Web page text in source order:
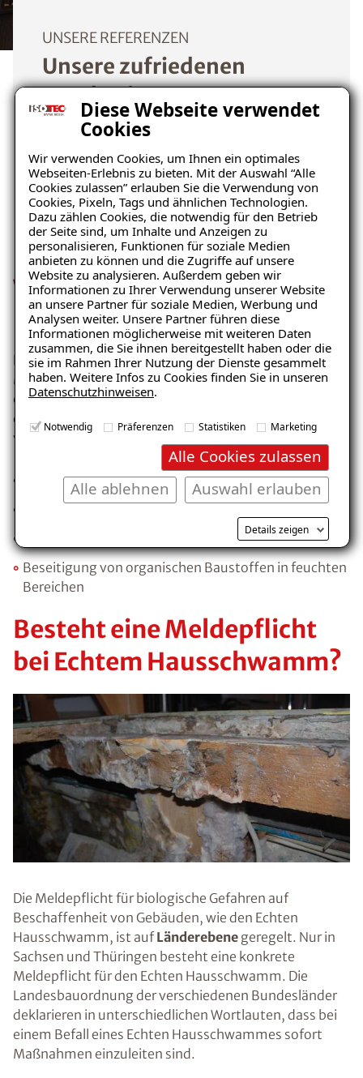
Diese Webseite verwendet
Cookies
Wir verwenden Cookies, um Ihnen ein optimales
Webseiten-Erlebnis zu bieten. Mit der Auswahl “Alle
Cookies zulassen” erlauben Sie die Verwendung von
Cookies, Pixeln, Tags und ähnlichen Technologien.
Dazu zählen Cookies, die notwendig für den Betrieb
der Seite sind, um Inhalte und Anzeigen zu
personalisieren, Funktionen für soziale Medien
anbieten zu können und die Zugriffe auf unsere
Website zu analysieren. Außerdem geben wir
Informationen zu Ihrer Verwendung unserer Website
an unsere Partner für soziale Medien, Werbung und
Analysen weiter. Unsere Partner führen diese
Informationen möglicherweise mit weiteren Daten
zusammen, die Sie ihnen bereitgestellt haben oder die
sie im Rahmen Ihrer Nutzung der Dienste gesammelt
haben. Weitere Infos zu Cookies finden Sie in unseren
Datenschutzhinweisen.
Notwendig Präferenzen Statistiken Marketing
Alle Cookies zulassen
Auswahl erlauben
Alle ablehnen
Details zeigen
UNSERE REFERENZEN
Unsere zufriedenen
Kunden im Raum
Karlsruhe
Mehr erfahren
Wie Sie effektiv Echten
Hausschwamm vorbeugen
Da der Echte Hausschwamm nur bei einem erhöhten
Maß an Feuchtigkeit in Gebäuden entsteht, ist es am
effektivsten, dieFeuchteursache
die Bildung des Echten Hausschwammes zu
verhindern helfen folgende Maßnahmen:
Ausreichende Trocknung von Wasserschäden
Beseitigung von organischen Baustoffen in feuchten
Bereichen
Besteht eine Meldepflicht
bei Echtem Hausschwamm?
Die Meldepflicht für biologische Gefahren auf
Beschaffenheit von Gebäuden, wie den Echten
Hausschwamm, ist aufLänderebene geregelt. Nur in
Sachsen und Thüringen besteht eine konkrete
Meldepflicht für den Echten Hausschwamm. Die
Landesbauordnung der verschiedenen Bundesländer
deklarieren in unterschiedlichen Wortlauten, dass bei
einem Befall eines Echten Hausschwammes sofort
Maßnahmen einzuleiten sind.
Ratgeber „Schimmel“
– jetzt kostenlos erhalten!
E-Mail eingeben
Kostenlosen Ratgeber anfordern
Voraussetzung für den Erhalt des kostenfreien
Ratgebers ist die Anmeldung zu unserem Newsletter.